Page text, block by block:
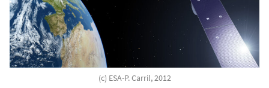
(c) ESA-P. Carril, 2012